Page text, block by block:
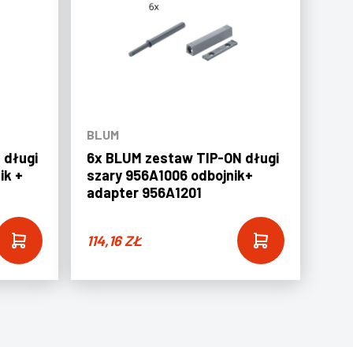
długi
+
BLUM
6x BLUM zestaw TIP-ON długi
szary 956A1006 odbojnik+
adapter 956A1201
114,16ZŁ